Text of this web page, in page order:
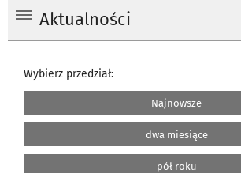
Aktualności
Wybierz przedział:
Najnowsze
dwa miesiące
pół roku